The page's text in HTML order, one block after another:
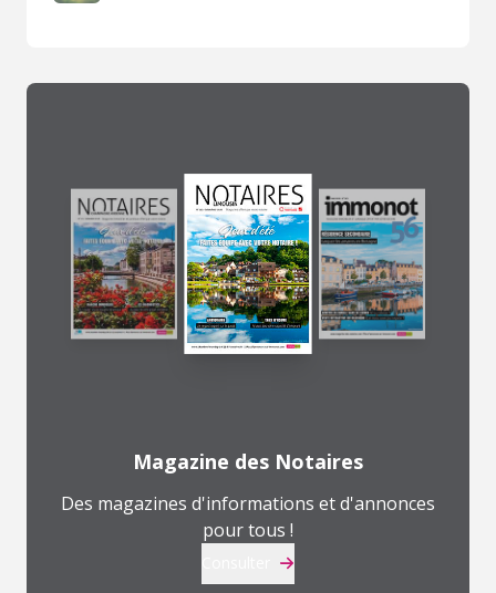
Magazine des Notaires
Des magazines d'informations et d'annonces
pour tous !